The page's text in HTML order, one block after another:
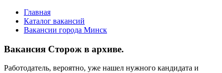
Главная
Каталог вакансий
Вакансии города Минск
Вакансия Сторож в архиве.
Работодатель, вероятно, уже нашел нужного кандидата и